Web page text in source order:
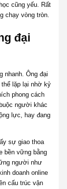
cũng yếu. Rất
chạy vòng tròn.
đại
nhanh. Ông đại
thể lặp lại nhờ kỷ
phong cách
người khác
lực, hay đang
sự giao thoa
bền vững bằng
người như
doanh online
cấu trúc vận